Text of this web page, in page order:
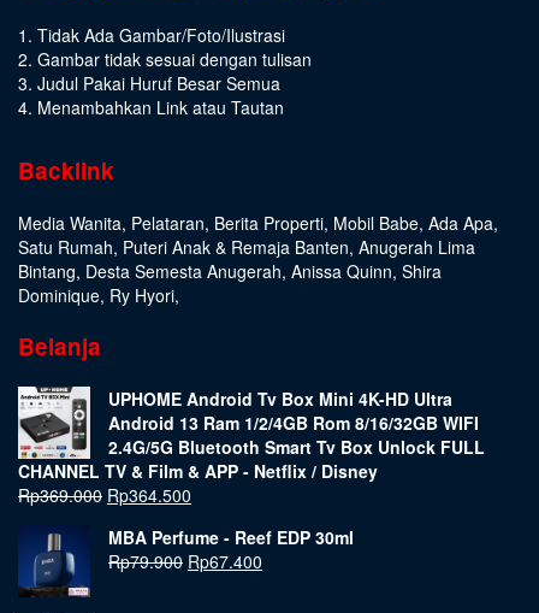
1. Tidak Ada Gambar/Foto/Ilustrasi
2. Gambar tidak sesuai dengan tulisan
3. Judul Pakai Huruf Besar Semua
4. Menambahkan Link atau Tautan
Backlink
Media Wanita, Pelataran, Berita Properti, Mobil Babe, Ada Apa,
Satu Rumah, Puteri Anak & Remaja Banten, Anugerah Lima
Bintang, Desta Semesta Anugerah, Anissa Quinn, Shira
Dominique, Ry Hyori,
Belanja
UPHOME Android Tv Box Mini 4K-HD Ultra
Android 13 Ram 1/2/4GB Rom 8/16/32GB WIFI
2.4G/5G Bluetooth Smart Tv Box Unlock FULL
CHANNEL TV & Film & APP - Netflix / Disney
Rp369.000 Rp364.500
MBA Perfume - Reef EDP 30ml
Rp79.900 Rp67.400